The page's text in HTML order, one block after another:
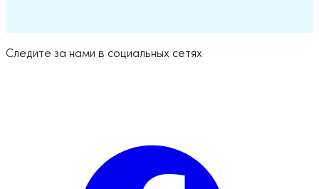
Следите за нами в социальных сетях